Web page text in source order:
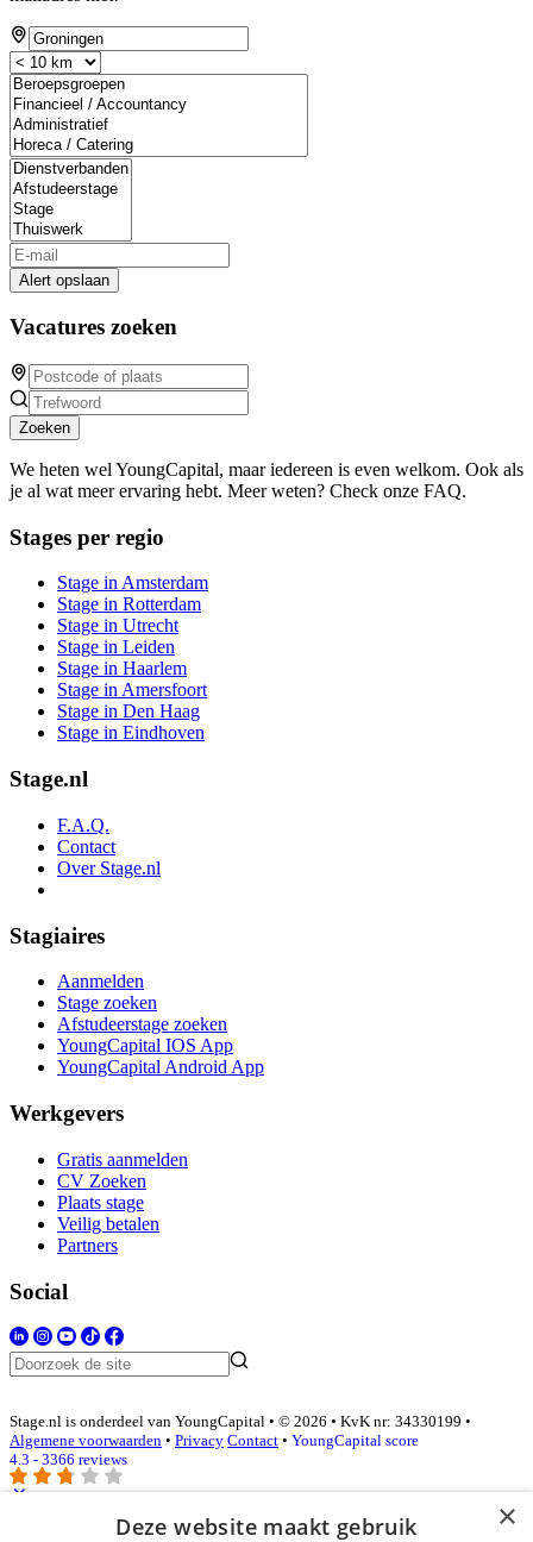
Alert opslaan
Vacatures zoeken
Zoeken
We heten wel YoungCapital, maar iedereen is even welkom. Ook als
je al wat meer ervaring hebt. Meer weten? Check onze FAQ.
Stages per regio
Stage in Amsterdam
Stage in Rotterdam
Stage in Utrecht
Stage in Leiden
Stage in Haarlem
Stage in Amersfoort
Stage in Den Haag
Stage in Eindhoven
Stage.nl
F.A.Q.
Contact
Over Stage.nl
Stagiaires
Aanmelden
Stage zoeken
Afstudeerstage zoeken
YoungCapital IOS App
YoungCapital Android App
Werkgevers
Gratis aanmelden
CV Zoeken
Plaats stage
Veilig betalen
Partners
Social
Stage.nl is onderdeel van YoungCapital • © 2026 • KvK nr: 34330199 •
Algemene voorwaarden • Privacy Contact • YoungCapital score
4.3 - 3366 reviews
×
Deze website maakt gebruik